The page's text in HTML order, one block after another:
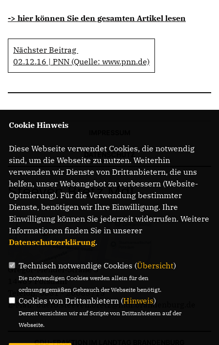
-> hier können Sie den gesamten Artikel lesen
Nächster Beitrag
02.12.16 | PNN (Quelle: www.pnn.de)
Steeven Bretz MdL
Gregor-Mendel-Straße 3
14469 Potsdam
Telefon: 0331 - 20085713
E-Mail: buero.steeven.bretz@mdl.brandenburg.de
CDU-FRAKTION IM LANDTAG BRANDENBURG
Cookie Hinweis
Diese Webseite verwendet Cookies, die notwendig
sind, um die Webseite zu nutzen. Weiterhin
verwenden wir Dienste von Drittanbietern, die uns
helfen, unser Webangebot zu verbessern (Website-
Optmierung). Für die Verwendung bestimmter
Dienste, benötigen wir Ihre Einwilligung. Ihre
Einwilligung können Sie jederzeit widerrufen. Weitere
Informationen finden Sie in unserer
Datenschutzerklärung.
Technisch notwendige Cookies (Übersicht)
Die notwendigen Cookies werden allein für den
ordnungsgemäßen Gebrauch der Webseite benötigt.
Cookies von Drittanbietern (Hinweis)
Derzeit verzichten wir auf Scripte von Drittanbietern auf der
Webseite.